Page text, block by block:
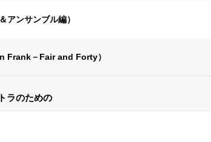
ンサンブル編）
Frank－Fair and Forty）
ラのための